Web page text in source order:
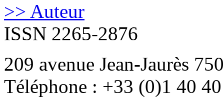
>> Auteur
ISSN 2265-2876
209 avenue Jean-Jaurès
Téléphone : +33 (0)1 40